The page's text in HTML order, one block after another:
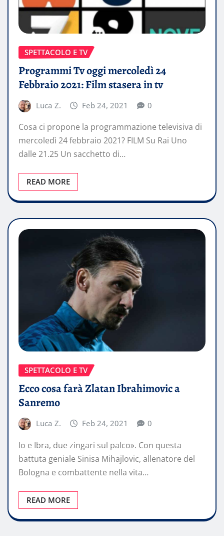
SPETTACOLO E TV
Programmi Tv oggi mercoledì 24
Febbraio 2021: Film stasera in tv
Luca Z. Feb 24, 2021 0
Cosa ci propone la programmazione televisiva di
mercoledì 24 febbraio 2021? FILM Su Rai Uno
dalle 21.25 Un sacchetto di…
READ MORE
SPETTACOLO E TV
Ecco cosa farà Zlatan Ibrahimovic a
Sanremo
Luca Z. Feb 24, 2021 0
Io e Ibra, due zingari sul palco». Con questa
battuta geniale Sinisa Mihajlovic, allenatore del
Bologna e combattente nella vita…
READ MORE